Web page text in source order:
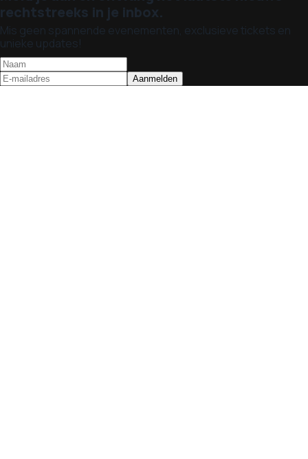
rechtstreeks in je inbox.
Mis geen spannende evenementen, exclusieve tickets en
unieke updates!